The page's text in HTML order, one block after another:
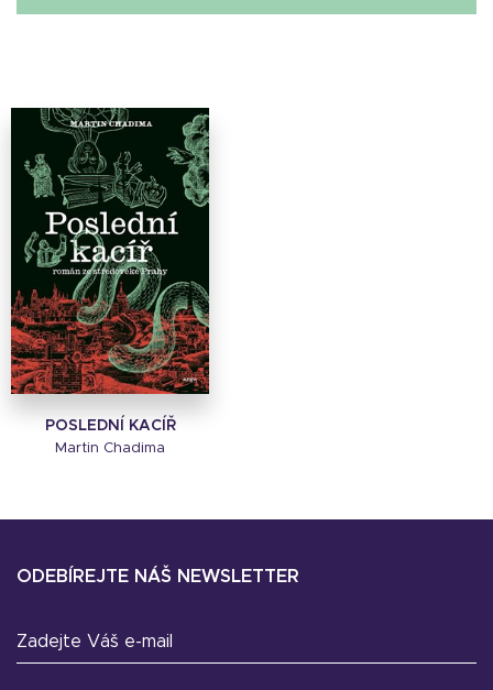
POSLEDNÍ KACÍŘ
Martin Chadima
ODEBÍREJTE NÁŠ NEWSLETTER
Zadejte Váš e-mail